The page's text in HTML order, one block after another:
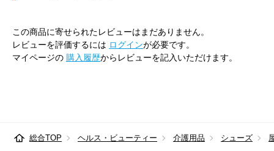
この商品に寄せられたレビューはまだありません。
レビューを評価するには ログインが必要です。
マイページの 購入履歴からレビューを記入いただけます。
総合TOP ヘルス・ビューティー 介護用品 シューズ